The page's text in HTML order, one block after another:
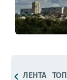
ЛЕНТА ТОП